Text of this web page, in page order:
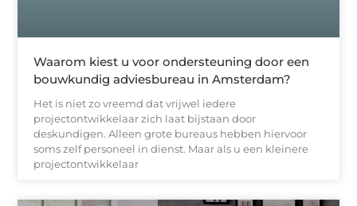
Waarom kiest u voor ondersteuning door een
bouwkundig adviesbureau in Amsterdam?
Het is niet zo vreemd dat vrijwel iedere
projectontwikkelaar zich laat bijstaan door
deskundigen. Alleen grote bureaus hebben hiervoor
soms zelf personeel in dienst. Maar als u een kleinere
projectontwikkelaar